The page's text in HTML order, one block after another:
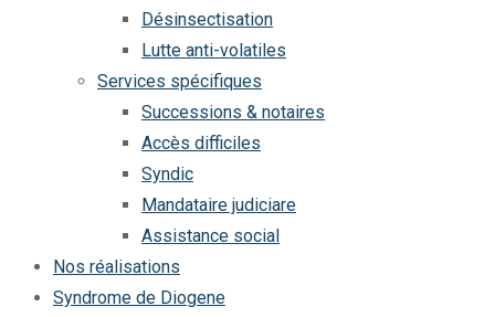
Désinsectisation
Lutte anti-volatiles
Services spécifiques
Successions & notaires
Accès difficiles
Syndic
Mandataire judiciare
Assistance social
Nos réalisations
Syndrome de Diogene